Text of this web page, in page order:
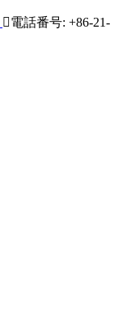
電話番号: +86-21-